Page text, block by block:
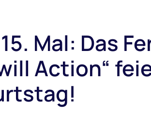
Mal: Das
Action“